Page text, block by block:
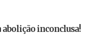
abolição inconclusa!